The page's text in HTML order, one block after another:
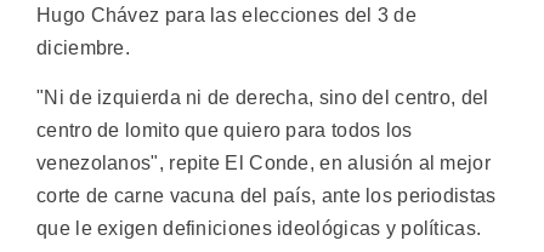
Hugo Chávez para las elecciones del 3 de
diciembre.
"Ni de izquierda ni de derecha, sino del centro, del
centro de lomito que quiero para todos los
venezolanos", repite El Conde, en alusión al mejor
corte de carne vacuna del país, ante los periodistas
que le exigen definiciones ideológicas y políticas.